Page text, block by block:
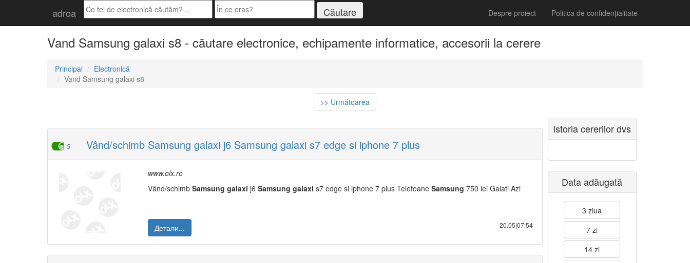
adroa Despre proiect Politica de confidențialitate
Vand Samsung galaxi s8 - căutare electronice, echipamente informatice, accesorii la cerere
Principal
Electronică
Vand Samsung galaxi s8
>> Următoarea
5 Vând/schimb Samsung galaxi j6 Samsung galaxi s7 edge si iphone 7 plus
www.olx.ro
Vând/schimb Samsung galaxi j6 Samsung galaxi s7 edge si iphone 7 plus Telefoane Samsung 750 lei Galati Azi
Детали... 20.05|07:54
Istoria cererilor dvs
Data adăugată
3 ziua
7 zi
14 zi